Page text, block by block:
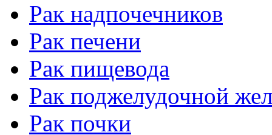
Рак надпочечников
Рак печени
Рак пищевода
Рак поджелудочной
Рак почки